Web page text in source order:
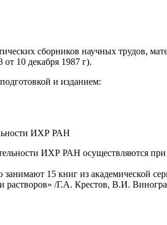
сборников научных трудов,
10 декабря 1987 г).
и изданием:
ИХР РАН
ИХР РАН осуществляются при
занимают 15 книг из академической
/Г.А. Крестов, В.И.